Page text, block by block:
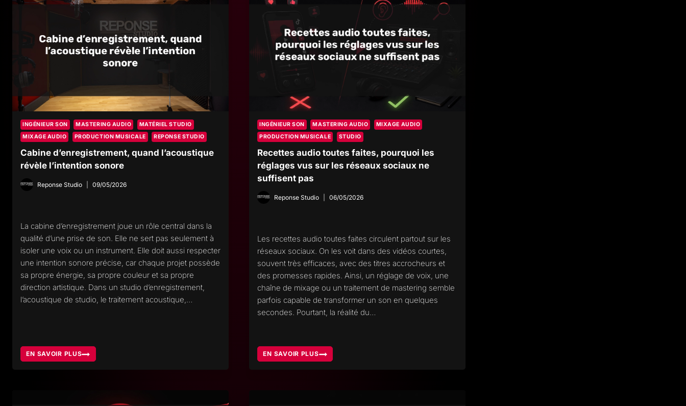
L’INVESTISSEMENT
ÉQUILIBRE
SON
INGÉNIEUR SON MASTERING AUDIO
MATÉRIEL STUDIO
MIXAGE AUDIO
PRODUCTION MUSICALE REPONSE STUDIO
Cabine d’enregistrement, quand l’acoustique
révèle l’intention sonore
Reponse Studio 09/05/2026
La cabine d’enregistrement joue un rôle central dans la
qualité d’une prise de son. Elle ne sert pas seulement à
isoler une voix ou un instrument. Elle doit aussi respecter
une intention sonore précise, car chaque projet possède
sa propre énergie, sa propre couleur et sa propre
direction artistique. Dans un studio d’enregistrement,
l’acoustique de studio, le traitement acoustique,…
EN SAVOIR PLUS
CABINE
D’ENREGISTREMENT,
INGÉNIEUR SON MASTERING AUDIO
MIXAGE AUDIO
PRODUCTION MUSICALE
STUDIO
Recettes audio toutes faites, pourquoi les
réglages vus sur les réseaux sociaux ne
suffisent pas
Reponse Studio 06/05/2026
Les recettes audio toutes faites circulent partout sur les
réseaux sociaux. On les voit dans des vidéos courtes,
souvent très efficaces, avec des titres accrocheurs et
des promesses rapides. Ainsi, un réglage de voix, une
chaîne de mixage ou un traitement de mastering semble
parfois capable de transformer un son en quelques
secondes. Pourtant, la réalité du…
EN SAVOIR PLUS
RECETTES
AUDIO